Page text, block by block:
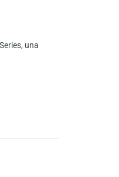
una